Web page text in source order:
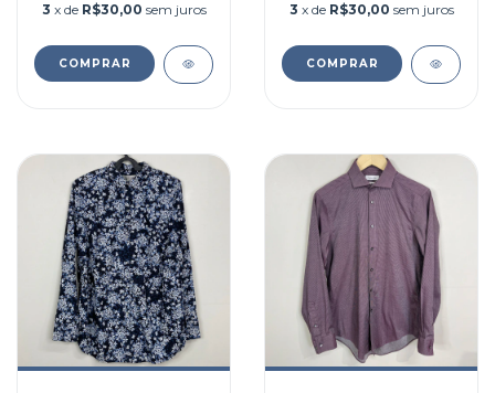
3 x de R$30,00 sem juros
COMPRAR
3 x de R$30,00 sem juros
COMPRAR